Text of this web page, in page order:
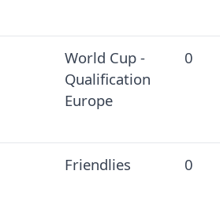
World Cup -
Qualification
Europe
0
Friendlies 0